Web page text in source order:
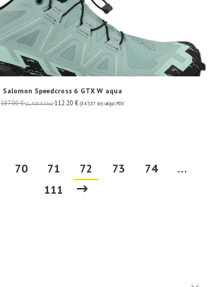
Salomon Speedcross 6 GTX W aqua
187.00€ (1,408.95 kn) 112.20 € (845.37 kn) uključ. PDV
70 71 72 73 74
…
111